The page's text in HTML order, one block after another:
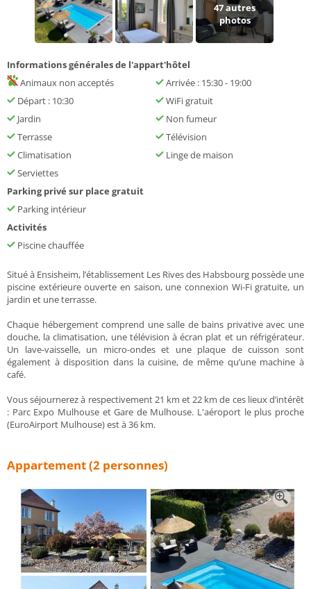
47autres
photos
Informations générales de l'appart'hôtel
Animaux non acceptés
Arrivée : 15:30 - 19:00
Départ : 10:30
WiFi gratuit
Jardin
Non fumeur
Terrasse
Télévision
Climatisation
Linge de maison
Serviettes
Parking privé sur place gratuit
Parking intérieur
Activités
Piscine chauffée
Situé à Ensisheim, l’établissement Les Rives des Habsbourg possède une
piscine extérieure ouverte en saison, une connexion Wi-Fi gratuite, un
jardin et une terrasse.
Chaque hébergement comprend une salle de bains privative avec une
douche, la climatisation, une télévision à écran plat et un réfrigérateur.
Un lave-vaisselle, un micro-ondes et une plaque de cuisson sont
également à disposition dans la cuisine, de même qu’une machine à
café.
Vous séjournerez à respectivement 21 km et 22 km de ces lieux d’intérêt
: Parc Expo Mulhouse et Gare de Mulhouse. L'aéroport le plus proche
(EuroAirport Mulhouse) est à 36 km.
Appartement (2 personnes)